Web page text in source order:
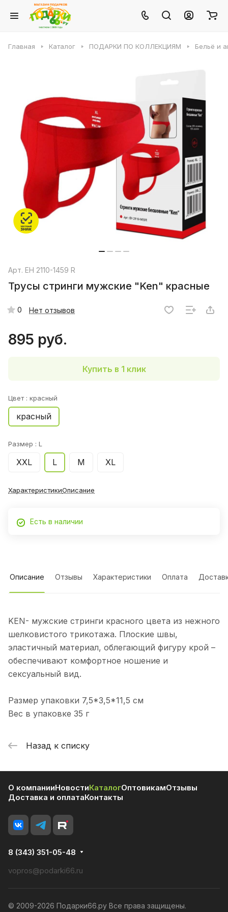
Главная Каталог ПОДАРКИ ПО КОЛЛЕКЦИЯМ Бельё и
Арт. EH 2110-1459 R
Трусы стринги мужские "Ken" красные
0 Нет отзывов
895 руб.
Купить в 1 клик
Цвет : красный
красный
Размер : L
XXL L М XL
ХарактеристикиОписание
Есть в наличии
Описание Отзывы Характеристики Оплата
KEN- мужские стринги красного цвета из нежного
шелковистого трикотажа. Плоские швы,
эластичный материал, облегающий фигуру крой –
обеспечивают комфортное ношение и
сексуальный вид.
Размер упаковки 7,5*3,5*11,5 см
Вес в упаковке 35 г
Назад к списку
О компанииНовостиКаталогОптовикамОтзывы
Доставка и оплатаКонтакты
8 (343) 351-05-48
vopros@podarki66.ru
© 2009-2026 Подарки66.ру Все права защищены.